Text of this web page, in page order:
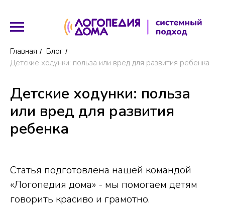
Главная / Блог /
Детские ходунки: польза или вред для развития ребенка
Детские ходунки: польза
или вред для развития
ребенка
Статья подготовлена нашей командой
«Логопедия дома» - мы помогаем детям
говорить красиво и грамотно.